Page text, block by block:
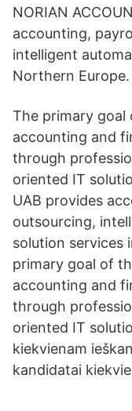
NORIAN
accounting,
intelligent
Northern Europe.
The primary
accounting and
through
oriented IT
UAB provides
outsourcing,
solution services
primary goal of
accounting and
through
oriented IT
kiekvienam
kandidatai